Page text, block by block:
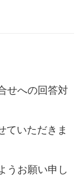
せへの回答対
ていただきま
うお願い申し